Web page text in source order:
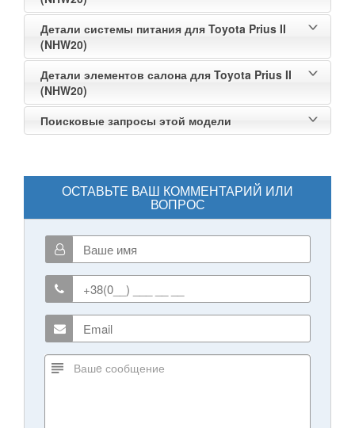
Детали системы питания для Toyota Prius II
(NHW20)
Детали элементов салона для Toyota Prius II
(NHW20)
Поисковые запросы этой модели
ОСТАВЬТЕ ВАШ КОММЕНТАРИЙ ИЛИ
ВОПРОС